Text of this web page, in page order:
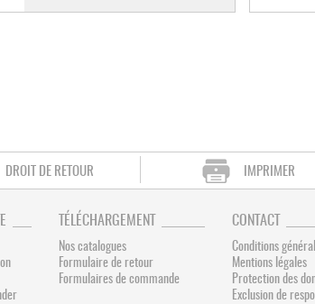
DROIT DE RETOUR IMPRIMER
TÉLÉCHARGEMENT
Nos catalogues
Formulaire de retour
Formulaires de commande
CONTACT
Conditions
Mentions légales
Protection des
Exclusion de